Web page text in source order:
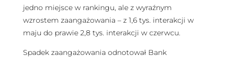
jedno miejsce w rankingu, ale z wyraźnym
wzrostem zaangażowania – z 1,6 tys. interakcji w
maju do prawie 2,8 tys. interakcji w czerwcu.
Spadek zaangażowania odnotował Bank